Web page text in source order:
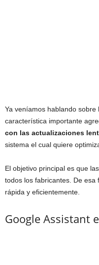
Ya veníamos hablando sobre
característica importante
con las actualizaciones
sistema el cual quiere
El objetivo principal es que las
todos los fabricantes. De
rápida y eficientemente.
Google Assistant